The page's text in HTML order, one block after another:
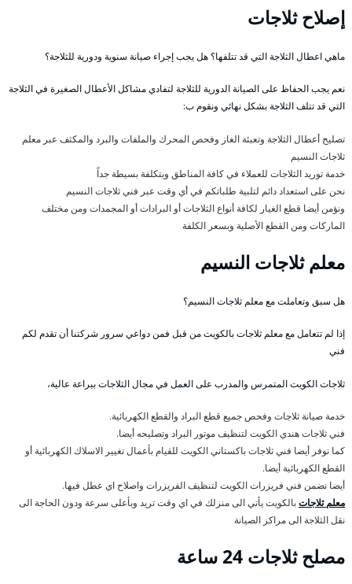
إصلاح ثلاجات
ماهي اعطال الثلاجة التي قد تتلفها؟ هل يجب إجراء صيانة سنوية ودورية للثلاجة؟
نعم يجب الحفاظ على الصيانة الدورية للثلاجة لتفادي مشاكل الأعطال الصغيرة في الثلاجة
التي قد تتلف الثلاجة بشكل نهائي ونقوم ب:
تصليح أعطال الثلاجة وتعبئة الغاز وفحص المحرك والملفات والبرد والمكثف عبر معلم
ثلاجات النسيم
خدمة توريد الثلاجات للعملاء في كافة المناطق وبتكلفة بسيطة جداً
نحن على استعداد دائم لتلبية طلباتكم في أي وقت عبر فني ثلاجات النسيم
ونؤمن أيضا قطع الغيار لكافة أنواع الثلاجات أو البرادات أو المجمدات ومن مختلف
الماركات ومن القطع الأصلية وبسعر الكلفة
معلم ثلاجات النسيم
هل سبق وتعاملت مع معلم ثلاجات النسيم؟
إذا لم تتعامل مع معلم ثلاجات بالكويت من قبل فمن دواعي سرور شركتنا أن تقدم لكم
فني
ثلاجات الكويت المتمرس والمدرب على العمل في مجال الثلاجات ببراعة عالية،
خدمة صيانة ثلاجات وفحص جميع قطع البراد والقطع الكهربائية.
فني ثلاجات هندي الكويت لتنظيف موتور البراد وتصليحه أيضا.
كما نوفر أيضا فني ثلاجات باكستاني الكويت للقيام بأعمال تغيير الاسلاك الكهربائية أو
القطع الكهربائية أيضا.
أيضا نضمن فني فريزرات الكويت لتنظيف الفريزرات واصلاح اي عطل فيها.
معلم ثلاجاتبالكويت يأتي الى منزلك في اي وقت تريد وبأعلى سرعة ودون الحاجة الى
نقل الثلاجة الى مراكز الصيانة
مصلح ثلاجات 24 ساعة